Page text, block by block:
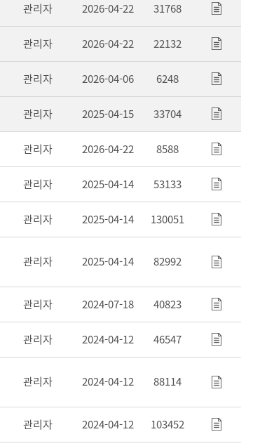
관리자 2026-04-22 31768
관리자 2026-04-22 22132
관리자 2026-04-06 6248
관리자 2025-04-15 33704
관리자 2026-04-22 8588
관리자 2025-04-14 53133
관리자 2025-04-14 130051
관리자 2025-04-14 82992
관리자 2024-07-18 40823
관리자 2024-04-12 46547
관리자 2024-04-12 88114
관리자 2024-04-12 103452